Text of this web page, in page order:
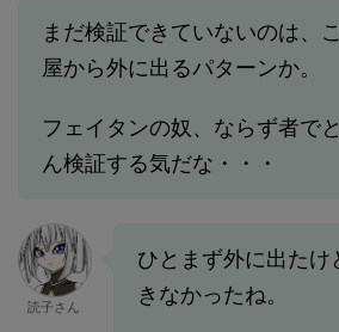
まだ検証できていないのは、
屋から外に出るパターンか。
フェイタンの奴、ならず者で
ん検証する気だな・・・
読子さん
ひとまず外に出たけ
きなかったね。